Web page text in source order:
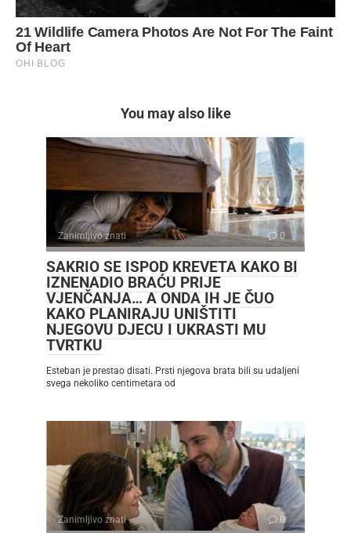
You may also like
Zanimljivo znati 0
SAKRIO SE ISPOD KREVETA KAKO BI
IZNENADIO BRAĆU PRIJE
VJENČANJA… A ONDA IH JE ČUO
KAKO PLANIRAJU UNIŠTITI
NJEGOVU DJECU I UKRASTI MU
TVRTKU
Esteban je prestao disati. Prsti njegova brata bili su udaljeni
svega nekoliko centimetara od
Zanimljivo znati 0